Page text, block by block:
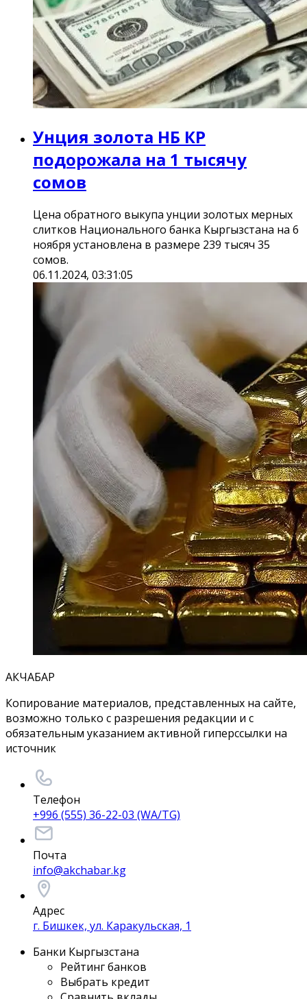
Унция золота НБ КР
подорожала на 1 тысячу
сомов
Цена обратного выкупа унции золотых мерных
слитков Национального банка Кыргызстана на 6
ноября установлена в размере 239 тысяч 35
сомов.
06.11.2024, 03:31:05
АКЧАБАР
Копирование материалов, представленных на сайте,
возможно только с разрешения редакции и с
обязательным указанием активной гиперссылки на
источник
Телефон
+996 (555) 36-22-03 (WA/TG)
Почта
info@akchabar.kg
Адрес
г. Бишкек, ул. Каракульская, 1
Банки Кыргызстана
Рейтинг банков
Выбрать кредит